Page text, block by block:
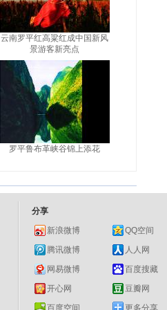
云南罗平红高粱红成中国新风
景游客新亮点
罗平鲁布革峡谷锦上添花
分享
新浪微博
QQ空间
腾讯微博
人人网
网易微博
百度搜藏
开心网
豆瓣网
百度空间
更多分享